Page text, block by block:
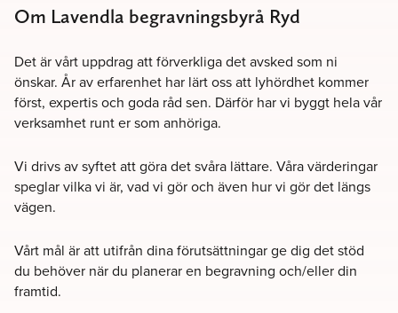
Om Lavendla begravningsbyrå Ryd
Det är vårt uppdrag att förverkliga det avsked som ni
önskar. År av erfarenhet har lärt oss att lyhördhet kommer
först, expertis och goda råd sen. Därför har vi byggt hela vår
verksamhet runt er som anhöriga.
Vi drivs av syftet att göra det svåra lättare. Våra värderingar
speglar vilka vi är, vad vi gör och även hur vi gör det längs
vägen.
Vårt mål är att utifrån dina förutsättningar ge dig det stöd
du behöver när du planerar en begravning och/eller din
framtid.